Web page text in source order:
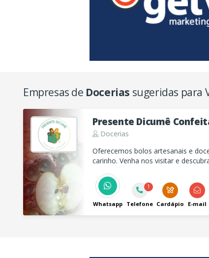
Empresas de Docerias sugeridas para
Presente Dicumê
Docerias
Oferecemos bolos artesanais e
carinho. Venha nos visitar e
Whatsapp
1
Telefone Cardápio E-mail